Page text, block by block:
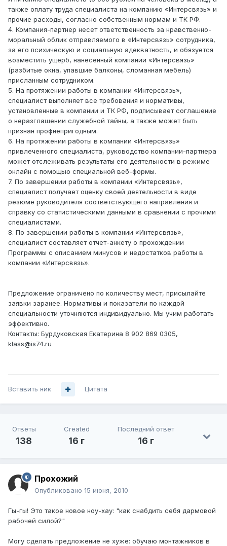
также оплату труда специалиста на компанию «Интерсвязь» и
прочие расходы, согласно собственным нормам и ТК РФ.
4. Компания-партнер несет ответственность за нравственно-
моральный облик отправляемого в «Интерсвязь» сотрудника,
за его психическую и социальную адекватность, и обязуется
возместить ущерб, нанесенный компании «Интерсвязь»
(разбитые окна, упавшие балконы, сломанная мебель)
присланным сотрудником.
5. На протяжении работы в компании «Интерсвязь»,
специалист выполняет все требования и нормативы,
установленные в компании и ТК РФ, подписывает соглашение
о неразглашении служебной тайны, а также может быть
признан профнепригодным.
6. На протяжении работы в компании «Интерсвязь»
привлеченного специалиста, руководство компании-партнера
может отслеживать результаты его деятельности в режиме
онлайн с помощью специальной веб-формы.
7. По завершении работы в компании «Интерсвязь»,
специалист получает оценку своей деятельности в виде
резюме руководителя соответствующего направления и
справку со статистическими данными в сравнении с прочими
специалистами.
8. По завершении работы в компании «Интерсвязь»,
специалист составляет отчет-анкету о прохождении
Программы с описанием минусов и недостатков работы в
компании «Интерсвязь».
Предложение ограничено по количеству мест, присылайте
заявки заранее. Нормативы и показатели по каждой
специальности уточняются индивидуально. Мы учим работать
эффективно.
Контакты: Бурдуковская Екатерина 8 902 869 0305,
klass@is74.ru
Вставить ник Цитата
Ответы
138
Created
16 г
Последний ответ
16 г
Прохожий
Опубликовано 15 июня, 2010
Гы-гы! Это такое новое ноу-хау: "как снабдить себя дармовой
рабочей силой?"
Могу сделать предложение не хуже: обучаю монтажников в